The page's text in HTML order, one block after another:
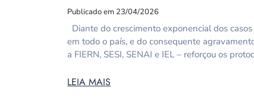
Publicado em 23/04/2026
Diante do crescimento exponencial dos
em todo o país, e do consequente
a FIERN, SESI, SENAI e IEL – reforçou os
LEIA MAIS